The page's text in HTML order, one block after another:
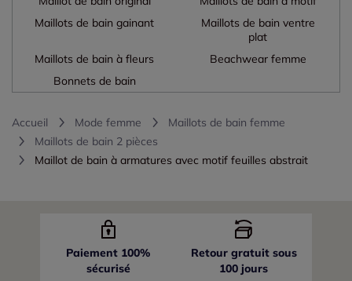
Maillots de bain gainant
Maillots de bain ventre
plat
Maillots de bain à fleurs
Bonnets de bain
Beachwear femme
Accueil Mode femme
Maillots de bain femme
Maillots de bain 2 pièces
Maillot de bain à armatures avec motif feuilles abstrait
Paiement 100%
sécurisé
Retour gratuit sous
100 jours